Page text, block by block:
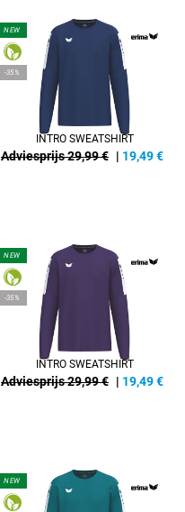
NEW
-35%
INTRO SWEATSHIRT
Adviesprijs 29,99 € | 19,49€
NEW
-35%
INTRO SWEATSHIRT
Adviesprijs 29,99 € | 19,49€
NEW